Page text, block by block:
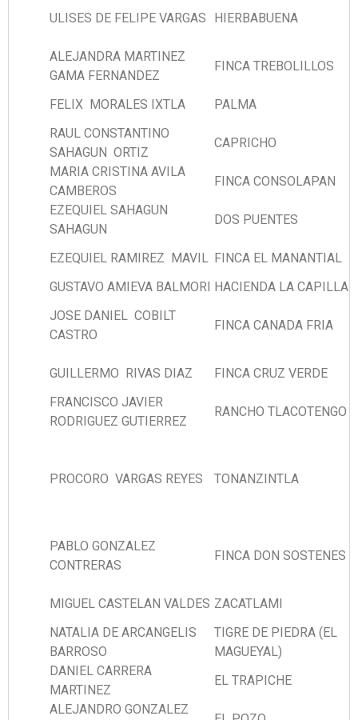
ULISES DE FELIPE VARGAS HIERBABUENA
ALEJANDRA MARTINEZ
GAMA FERNANDEZ
FINCA TREBOLILLOS
FELIX MORALES IXTLA
PALMA
RAUL CONSTANTINO
SAHAGUN ORTIZ
CAPRICHO
MARIA CRISTINA AVILA
CAMBEROS
FINCA CONSOLAPAN
EZEQUIEL SAHAGUN
SAHAGUN
DOS PUENTES
EZEQUIEL RAMIREZ MAVIL FINCA EL MANANTIAL
GUSTAVO AMIEVA BALMORI
HACIENDA LA CAPILLA
JOSE DANIEL COBILT
CASTRO
FINCA CANADA FRIA
GUILLERMO RIVAS DIAZ
FINCA CRUZ VERDE
FRANCISCO JAVIER
RODRIGUEZ GUTIERREZ
RANCHO TLACOTENGO
PROCORO VARGAS REYES TONANZINTLA
PABLO GONZALEZ
CONTRERAS
FINCA DON SOSTENES
MIGUEL CASTELAN VALDES ZACATLAMI
NATALIA DE ARCANGELIS
BARROSO
TIGRE DE PIEDRA (EL
MAGUEYAL)
DANIEL CARRERA
MARTINEZ
EL TRAPICHE
ALEJANDRO GONZALEZ